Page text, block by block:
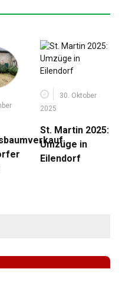
30. Oktober
2025
St. Martin 2025:
Umzüge in
Eilendorf